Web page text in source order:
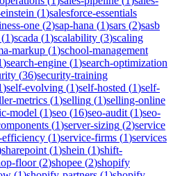
(1)salesforce-essentials
one (2)sap-hana (1)sars (2)sasb
(1)scada (1)scalability (3)scaling
markup (1)school-management
)search-engine (1)search-optimization
(36)security-training
)self-evolving (1)self-hosted (1)self-
metrics (1)selling (1)selling-online
model (1)seo (16)seo-audit (1)seo-
(1)server-sizing (2)service
efficiency (1)service-firms (1)services
sharepoint (1)shein (1)shift-
floor(2)shopee (2)shopify